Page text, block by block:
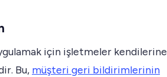
için işletmeler kendilerine
Bu, müşteri geri bildirimlerinin